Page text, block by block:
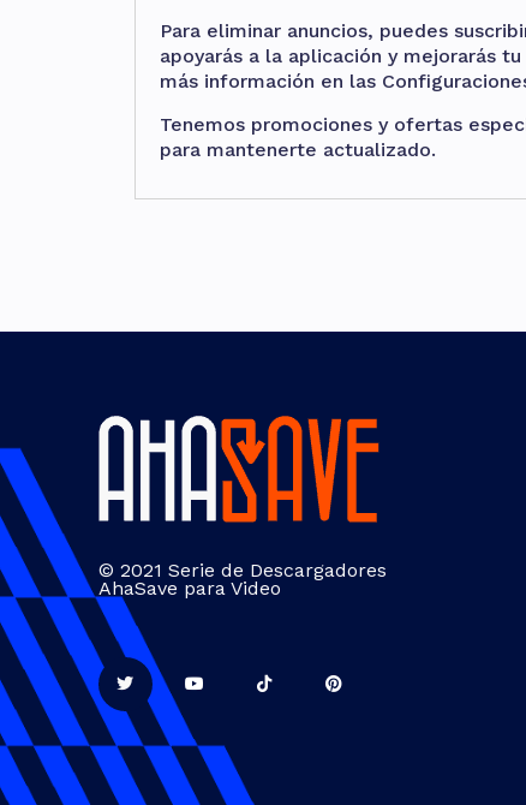
Para eliminar anuncios, puedes
apoyarás a la aplicación y mejorarás
más información en las
Tenemos promociones y ofertas
para mantenerte actualizado.
© 2021 Serie de Descargadores
AhaSave para Video